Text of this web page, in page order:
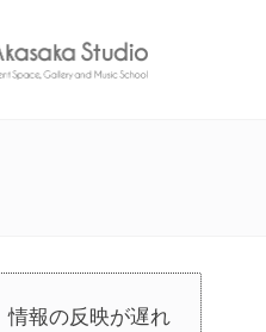
情報の反映が遅れ